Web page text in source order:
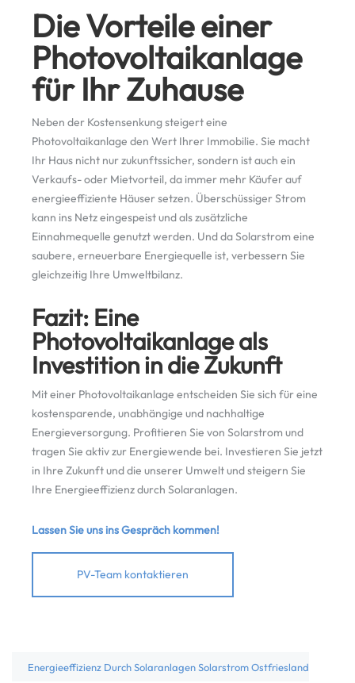
Die Vorteile einer
Photovoltaikanlage
für Ihr Zuhause
Neben der Kostensenkung steigert eine
Photovoltaikanlage den Wert Ihrer Immobilie. Sie macht
Ihr Haus nicht nur zukunftssicher, sondern ist auch ein
Verkaufs- oder Mietvorteil, da immer mehr Käufer auf
energieeffiziente Häuser setzen. Überschüssiger Strom
kann ins Netz eingespeist und als zusätzliche
Einnahmequelle genutzt werden. Und da Solarstrom eine
saubere, erneuerbare Energiequelle ist, verbessern Sie
gleichzeitig Ihre Umweltbilanz.
Fazit: Eine
Photovoltaikanlage als
Investition in die Zukunft
Mit einer Photovoltaikanlage entscheiden Sie sich für eine
kostensparende, unabhängige und nachhaltige
Energieversorgung. Profitieren Sie von Solarstrom und
tragen Sie aktiv zur Energiewende bei. Investieren Sie jetzt
in Ihre Zukunft und die unserer Umwelt und steigern Sie
Ihre Energieeffizienz durch Solaranlagen.
Lassen Sie uns ins Gespräch kommen!
PV-Team kontaktieren
Energieeffizienz Durch Solaranlagen Solarstrom Ostfriesland